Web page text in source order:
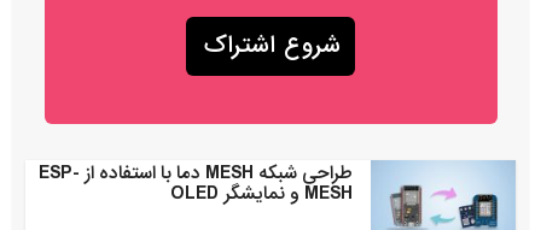
طراحی شبکه MESH دما با استفاده از ESP-
MESH و نمایشگر OLED